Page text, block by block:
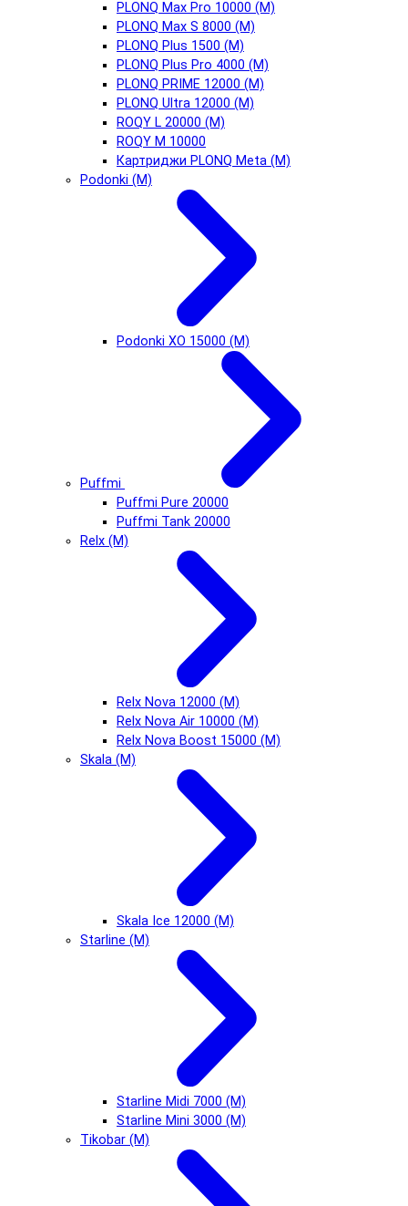
PLONQ Max Pro 10000 (М)
PLONQ Max S 8000 (М)
PLONQ Plus 1500 (М)
PLONQ Plus Pro 4000 (М)
PLONQ PRIME 12000 (М)
PLONQ Ultra 12000 (М)
ROQY L 20000 (М)
ROQY M 10000
Картриджи PLONQ Meta (М)
Podonki (М)
Podonki XO 15000 (М)
Puffmi
Puffmi Pure 20000
Puffmi Tank 20000
Relx (М)
Relx Nova 12000 (М)
Relx Nova Air 10000 (М)
Relx Nova Boost 15000 (М)
Skala (М)
Skala Ice 12000 (М)
Starline (М)
Starline Midi 7000 (М)
Starline Mini 3000 (М)
Tikobar (М)